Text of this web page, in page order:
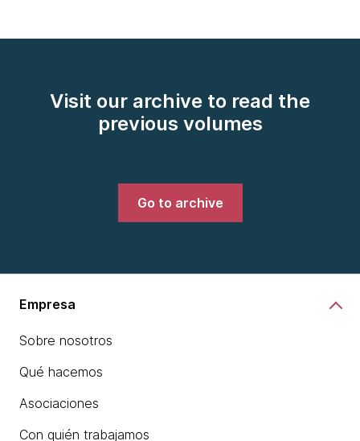
Visit our archive to read the
previous volumes
Go to archive
Empresa
Sobre nosotros
Qué hacemos
Asociaciones
Con quién trabajamos